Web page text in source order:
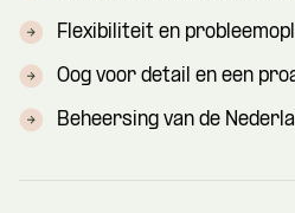
Flexibiliteit en
Oog voor detail en een
Beheersing van de